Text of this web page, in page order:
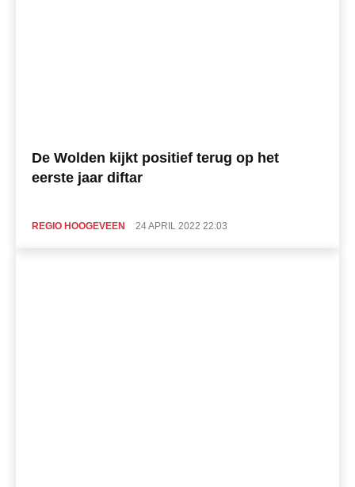
De Wolden kijkt positief terug op het
eerste jaar diftar
REGIO HOOGEVEEN 24 APRIL 2022 22:03